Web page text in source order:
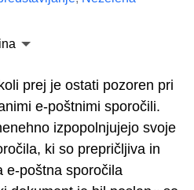
prej je ostati pozoren pri
e-poštnimi sporočili.
izpopolnjujejo svoje
ki so prepričljiva in
e-poštna sporočila